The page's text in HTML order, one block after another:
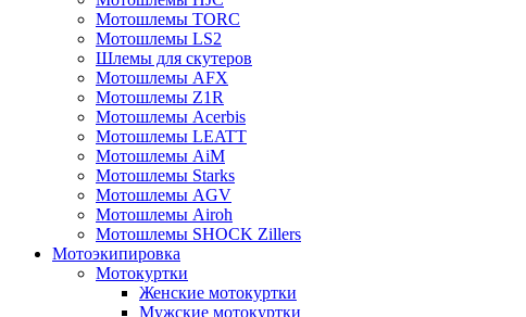
Мотошлемы TORC
Мотошлемы LS2
Шлемы для скутеров
Мотошлемы AFX
Мотошлемы Z1R
Мотошлемы Acerbis
Мотошлемы LEATT
Мотошлемы AiM
Мотошлемы Starks
Мотошлемы AGV
Мотошлемы Airoh
Мотошлемы SHOCK Zillers
Мотоэкипировка
Мотокуртки
Женские мотокуртки
Мужские мотокуртки